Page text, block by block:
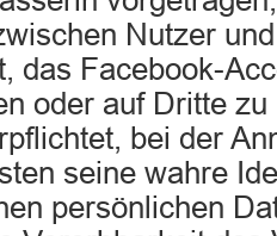
Nutzer
das Facebook-
oder auf Dritte
bei der
seine wahre
persönlichen